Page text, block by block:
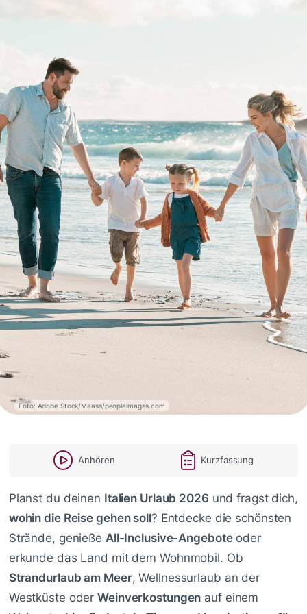
Foto: Adobe Stock/Maass/peopleimages.com
Anhören Kurzfassung
Planst du deinen Italien Urlaub 2026 und fragst dich,
wohin die Reise gehen soll? Entdecke die schönsten
Strände, genieße All-Inclusive-Angeboteoder
erkunde das Land mit dem Wohnmobil. Ob
Strandurlaub am Meer, Wellnessurlaub an der
Westküste oderWeinverkostungen auf einem